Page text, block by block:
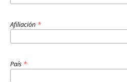
Afiliación *
País *